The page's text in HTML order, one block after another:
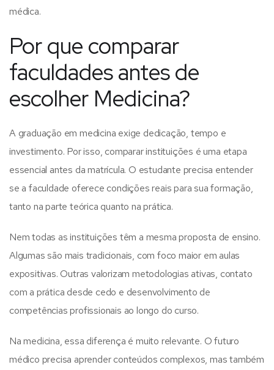
médica.
Por que comparar
faculdades antes de
escolher Medicina?
A graduação em medicina exige dedicação, tempo e
investimento. Por isso, comparar instituições é uma etapa
essencial antes da matrícula. O estudante precisa entender
se a faculdade oferece condições reais para sua formação,
tanto na parte teórica quanto na prática.
Nem todas as instituições têm a mesma proposta de ensino.
Algumas são mais tradicionais, com foco maior em aulas
expositivas. Outras valorizam metodologias ativas, contato
com a prática desde cedo e desenvolvimento de
competências profissionais ao longo do curso.
Na medicina, essa diferença é muito relevante. O futuro
médico precisa aprender conteúdos complexos, mas também